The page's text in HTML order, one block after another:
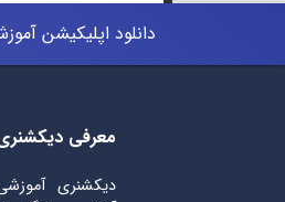
دانلود اپلیکیشن
معرفی دیکشنری
دیکشنری